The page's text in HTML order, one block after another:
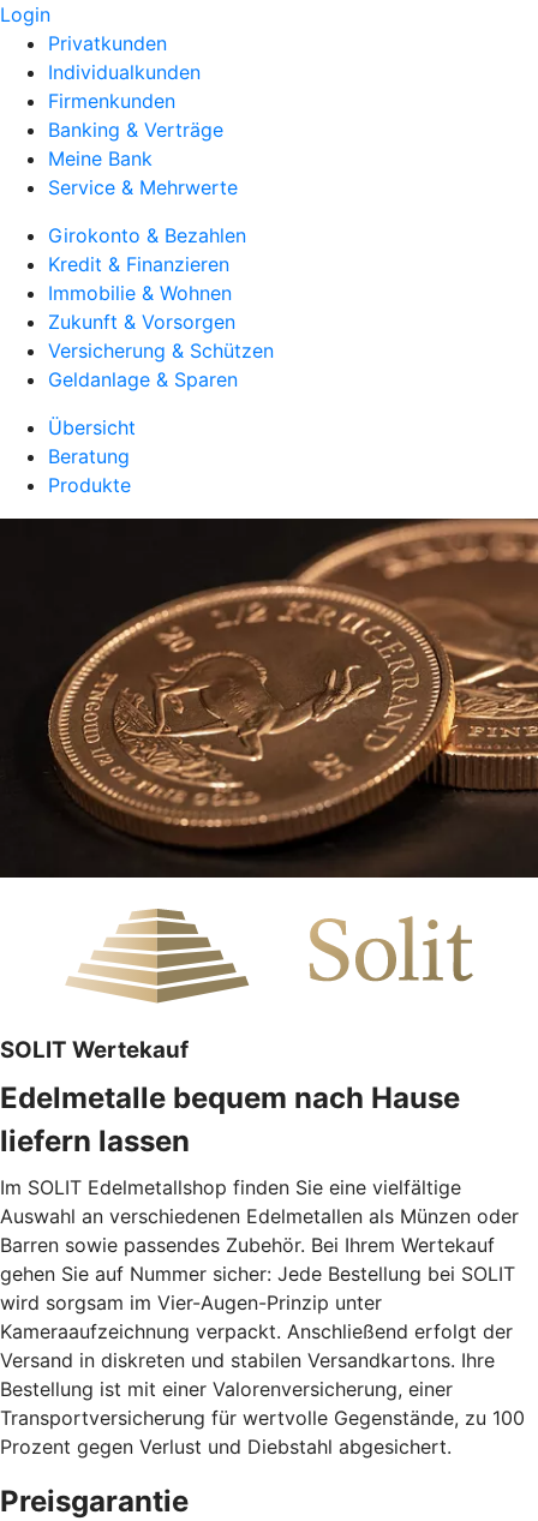
Login
Privatkunden
Individualkunden
Firmenkunden
Banking & Verträge
Meine Bank
Service & Mehrwerte
Girokonto & Bezahlen
Kredit & Finanzieren
Immobilie & Wohnen
Zukunft & Vorsorgen
Versicherung & Schützen
Geldanlage & Sparen
Übersicht
Beratung
Produkte
SOLIT Wertekauf
Edelmetalle bequem nach Hause
liefern lassen
Im SOLIT Edelmetallshop finden Sie eine vielfältige
Auswahl an verschiedenen Edelmetallen als Münzen oder
Barren sowie passendes Zubehör. Bei Ihrem Wertekauf
gehen Sie auf Nummer sicher: Jede Bestellung bei SOLIT
wird sorgsam im Vier-Augen-Prinzip unter
Kameraaufzeichnung verpackt. Anschließend erfolgt der
Versand in diskreten und stabilen Versandkartons. Ihre
Bestellung ist mit einer Valorenversicherung, einer
Transportversicherung für wertvolle Gegenstände, zu 100
Prozent gegen Verlust und Diebstahl abgesichert.
Preisgarantie